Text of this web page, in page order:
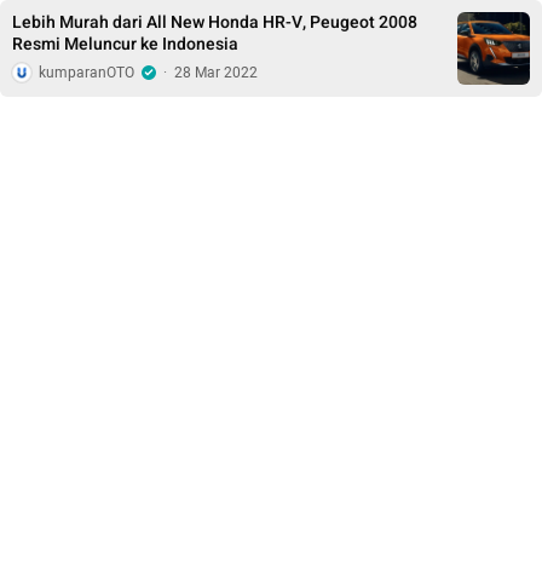
Lebih Murah dari All New Honda HR-V, Peugeot 2008
Resmi Meluncur ke Indonesia
kumparanOTO · 28 Mar 2022